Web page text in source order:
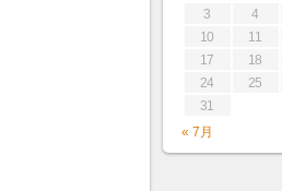
3
4
10
11
17
18
24
25
31
« 7月